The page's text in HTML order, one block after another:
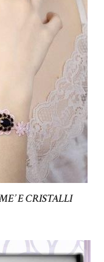
E CRISTALLI